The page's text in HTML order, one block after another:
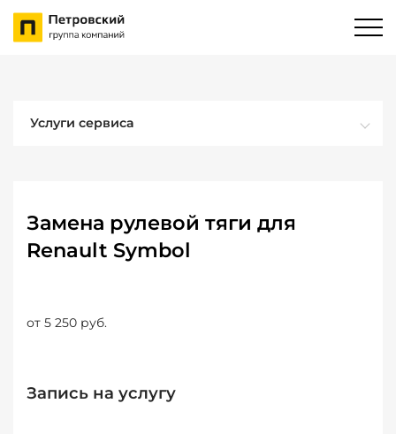
Услуги сервиса
Замена рулевой тяги для
Renault Symbol
от 5 250 руб.
Запись на услугу